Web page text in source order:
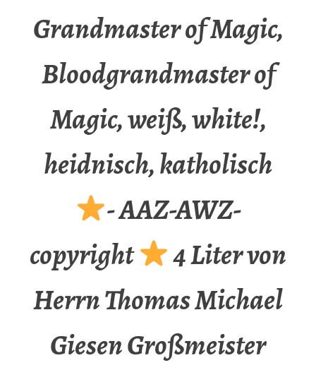
Grandmaster of Magic,
Bloodgrandmaster of
Magic, weiß, white!,
heidnisch, katholisch
- AAZ-AWZ-
copyright
4 Liter von
Herrn Thomas Michael
Giesen Großmeister